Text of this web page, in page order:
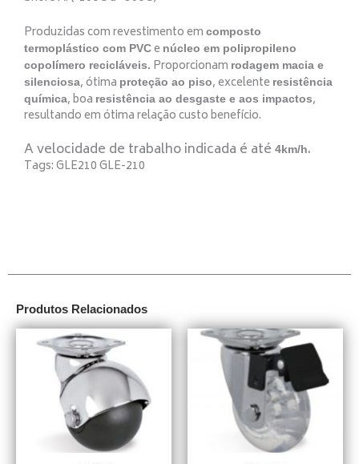
Produzidas com revestimento em composto
termoplástico com PVC e núcleo em polipropileno
copolímero recicláveis. Proporcionam rodagem macia e
silenciosa, ótima proteção ao piso, excelente resistência
química, boa resistência ao desgaste e aos impactos,
resultando em ótima relação custo benefício.
A velocidade de trabalho indicada é até 4km/h.
Tags: GLE210 GLE-210
Produtos Relacionados